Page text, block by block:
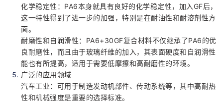
化学稳定性：PA6本身就具有良好的化学稳定性，加入GF后，
这一特性得到了进一步的加强，特别是在耐油性和耐溶剂性方
面。
耐磨性和自润滑性：PA6+30GF复合材料不仅继承了PA6的优
良耐磨性，而且由于玻璃纤维的加入，其表面硬度和自润滑性
能也有所提高，适用于需要低摩擦和高耐磨性的环境。
广泛的应用领域
汽车工业：可用于制造发动机部件、传动系统等，其中高耐热
性和机械强度是重要的选择标准。